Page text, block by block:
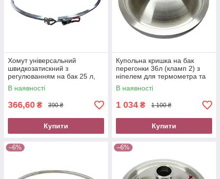
Хомут універсальний
швидкозатискний з
регулюванням на бак 25 л,
фіксатор для перегінного
куба
В наявності
366,60 ₴ 390 ₴
Купити
Купольна кришка на бак
перегонки 36л (кламп 2) з
ніпелем для термометра та
клапаном надлишкового
тиску
В наявності
1 034 ₴ 1 100 ₴
Купити
–6% –6%